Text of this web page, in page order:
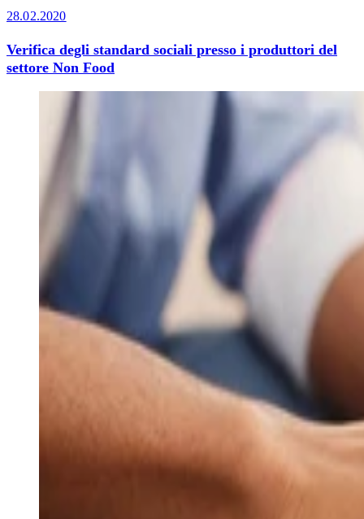
28.02.2020
Verifica degli standard sociali presso i produttori del
settore Non Food